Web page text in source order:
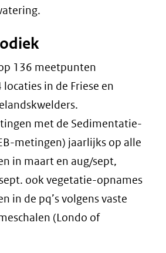
136 meetpunten
in de Friese en
met de Sedimentatie-
metingen) jaarlijks op alle
in maart en aug/sept,
ook vegetatie-opnames
in de pq’s volgens vaste
(Londo of